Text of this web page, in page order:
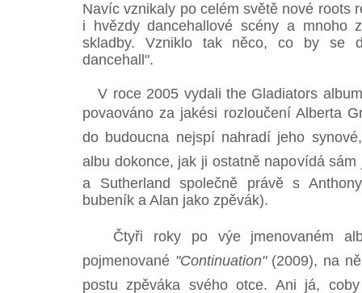
Navíc vznikaly po celém světě nové roots
i hvězdy dancehallové scény a mnoho
skladby. Vzniklo tak něco, co by se
dancehall".
V roce 2005 vydali the Gladiators
povaováno za jakési rozloučení Alberta
do budoucna nejspí nahradí jeho
albu dokonce, jak ji ostatně napovídá
a Sutherland společně právě s
bubeník a Alan jako zpěvák).
Čtyři roky po výe jmenovaném
pojmenované "Continuation"(2009), na
postu zpěváka svého otce. Ani já, coby